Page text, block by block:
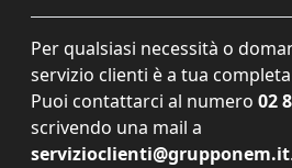
Per qualsiasi necessità o
servizio clienti è a tua
Puoi contattarci al numero 02
scrivendo una mail a
servizioclienti@grupponem.it.